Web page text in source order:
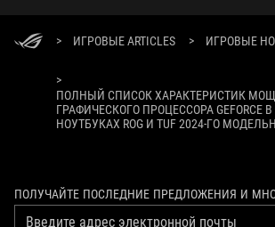
> ИГРОВЫЕ ARTICLES > ИГРОВЫЕ
>
ПОЛНЫЙ СПИСОК ХАРАКТЕРИСТИК
ГРАФИЧЕСКОГО ПРОЦЕССОРА GEFORCE
НОУТБУКАХ ROG И TUF 2024-ГО
ПОЛУЧАЙТЕ ПОСЛЕДНИЕ ПРЕДЛОЖЕНИЯ И